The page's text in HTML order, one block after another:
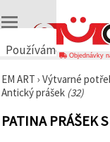
Používáme
🍪
Používáme
podobné
technologie,
Objednávky
EM ART › Výtvarné
Antický prášek (32)
PATINA PRÁŠEK